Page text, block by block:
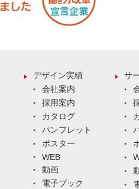
デザイン実績
会社案内
採用案内
カタログ
パンフレット
ポスター
WEB
動画
電子ブック
サ